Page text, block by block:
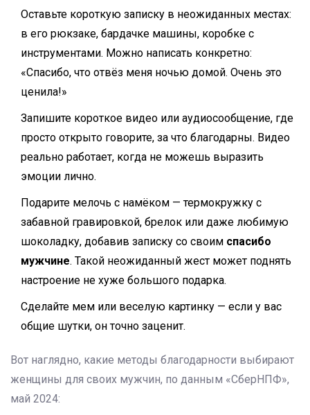
Оставьте короткую записку в неожиданных местах:
в его рюкзаке, бардачке машины, коробке с
инструментами. Можно написать конкретно:
«Спасибо, что отвёз меня ночью домой. Очень это
ценила!»
Запишите короткое видео или аудиосообщение, где
просто открыто говорите, за что благодарны. Видео
реально работает, когда не можешь выразить
эмоции лично.
Подарите мелочь с намёком — термокружку с
забавной гравировкой, брелок или даже любимую
шоколадку, добавив записку со своим спасибо
мужчине. Такой неожиданный жест может поднять
настроение не хуже большого подарка.
Сделайте мем или веселую картинку — если у вас
общие шутки, он точно заценит.
Вот наглядно, какие методы благодарности выбирают
женщины для своих мужчин, по данным «СберНПФ»,
май 2024: